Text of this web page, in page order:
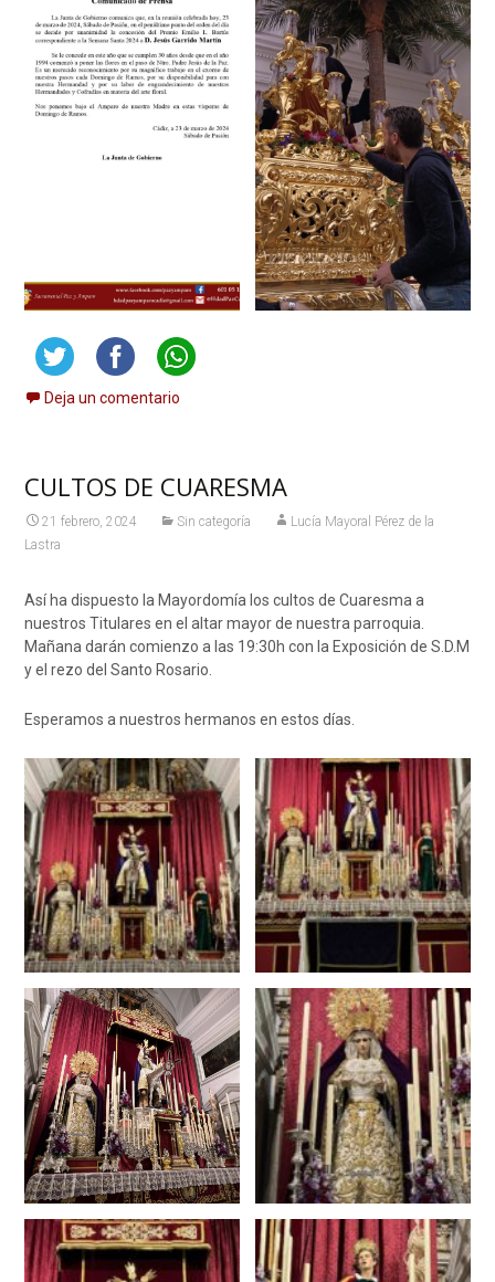
Deja un comentario
CULTOS DE CUARESMA
21 febrero, 2024 Sin categoría
Lucía Mayoral Pérez de la
Lastra
Así ha dispuesto la Mayordomía los cultos de Cuaresma a
nuestros Titulares en el altar mayor de nuestra parroquia.
Mañana darán comienzo a las 19:30h con la Exposición de S.D.M
y el rezo del Santo Rosario.
Esperamos a nuestros hermanos en estos días.